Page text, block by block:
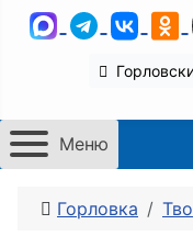
MAX
Меню
Горловка